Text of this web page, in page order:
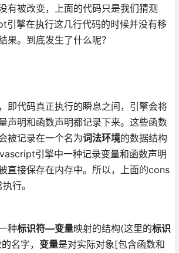
有被改变，上面的代码只是我们猜测
引擎在执行这几行代码的时候并没有移
果。到底发生了什么呢？
即代码真正执行的瞬息之间，引擎会将
声明和函数声明都记录下来。这些函数
被记录在一个名为词法环境的数据结构
引擎中一种记录变量和函数声明
直接保存在内存中。所以，上面的cons
行。
种标识符—变量映射的结构(这里的标识
名字， 变量是对实际对象[包含函数和